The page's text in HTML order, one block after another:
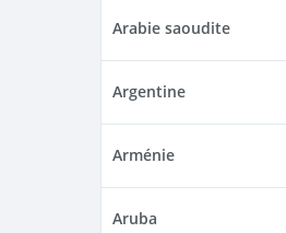
Arabie saoudite
Argentine
Arménie
Aruba